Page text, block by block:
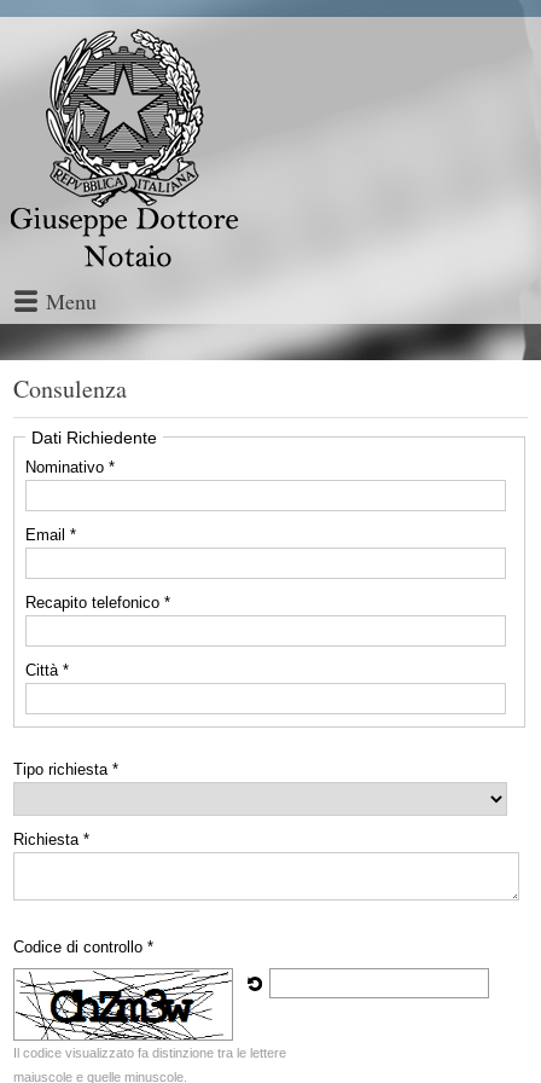
Menu
Consulenza
Dati Richiedente
Nominativo *
Email *
Recapito telefonico *
Città *
Tipo richiesta *
Richiesta *
Codice di controllo *
Il codice visualizzato fa distinzione tra le lettere
maiuscole e quelle minuscole.